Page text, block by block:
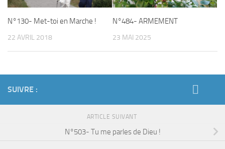
N°130- Met-toi en Marche !
22 AVRIL 2018
N°484- ARMEMENT
23 MAI 2025
SUIVRE :
ARTICLE SUIVANT
N°503- Tu me parles de Dieu !